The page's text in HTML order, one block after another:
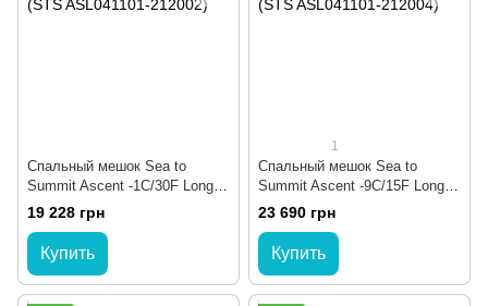
Спальный мешок Sea to
Summit Ascent -1C/30F Long,
Rain Forest Green (STS
ASL041101-212002)
19 228 грн
Купить
1
Спальный мешок Sea to
Summit Ascent -9C/15F Long,
Rain Forest Green (STS
ASL041101-212004)
23 690 грн
Купить